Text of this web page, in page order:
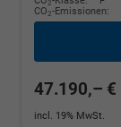
2
CO2-Emissionen:
47.190,– €
incl. 19% MwSt.